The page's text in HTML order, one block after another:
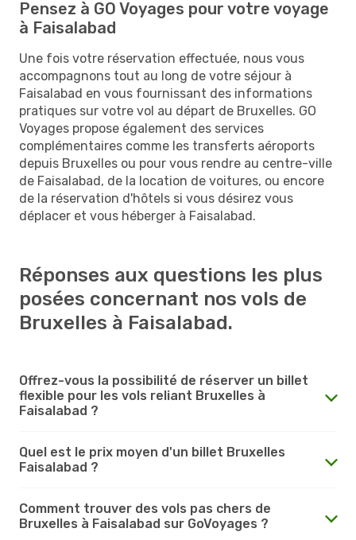
Pensez à GO Voyages pour votre voyage
à Faisalabad
Une fois votre réservation effectuée, nous vous
accompagnons tout au long de votre séjour à
Faisalabad en vous fournissant des informations
pratiques sur votre vol au départ de Bruxelles. GO
Voyages propose également des services
complémentaires comme les transferts aéroports
depuis Bruxelles ou pour vous rendre au centre-ville
de Faisalabad, de la location de voitures, ou encore
de la réservation d'hôtels si vous désirez vous
déplacer et vous héberger à Faisalabad.
Réponses aux questions les plus
posées concernant nos vols de
Bruxelles à Faisalabad.
Offrez-vous la possibilité de réserver un billet
flexible pour les vols reliant Bruxelles à
Faisalabad ?
Quel est le prix moyen d'un billet Bruxelles
Faisalabad ?
Comment trouver des vols pas chers de
Bruxelles à Faisalabad sur GoVoyages ?